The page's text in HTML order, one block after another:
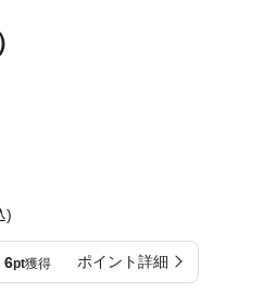
)
6pt獲得 ポイント詳細